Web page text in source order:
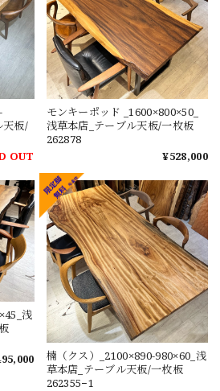
天板/
OUT
モンキーポッド _1600×800×50_
浅草本店_テーブル天板/一枚板
262878
¥528,000
浅
楠（クス）_2100×890-980×60_浅
草本店_テーブル天板/一枚板
262355−1